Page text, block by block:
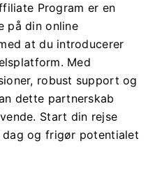
Program er en
på din online
at du introducerer
Med
robust support og
dette partnerskab
Start din rejse
og frigør potentialet